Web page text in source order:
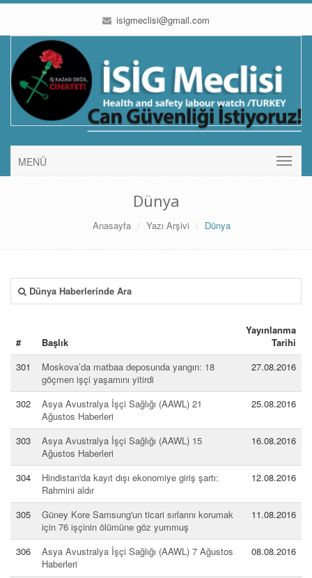
isigmeclisi@gmail.com
MENÜ
Dünya
Anasayfa Yazı Arşivi Dünya
Dünya Haberlerinde Ara
# Başlık
Yayınlanma
Tarihi
301
Moskova’da matbaa deposunda yangın: 18
göçmen işçi yaşamını yitirdi
27.08.2016
302
Asya Avustralya İşçi Sağlığı (AAWL) 21
Ağustos Haberleri
25.08.2016
303
Asya Avustralya İşçi Sağlığı (AAWL) 15
Ağustos Haberleri
16.08.2016
304
Hindistan'da kayıt dışı ekonomiye giriş şartı:
Rahmini aldır
12.08.2016
305
Güney Kore Samsung'un ticari sırlarını korumak
için 76 işçinin ölümüne göz yummuş
11.08.2016
306
Asya Avustralya İşçi Sağlığı (AAWL) 7 Ağustos
Haberleri
08.08.2016